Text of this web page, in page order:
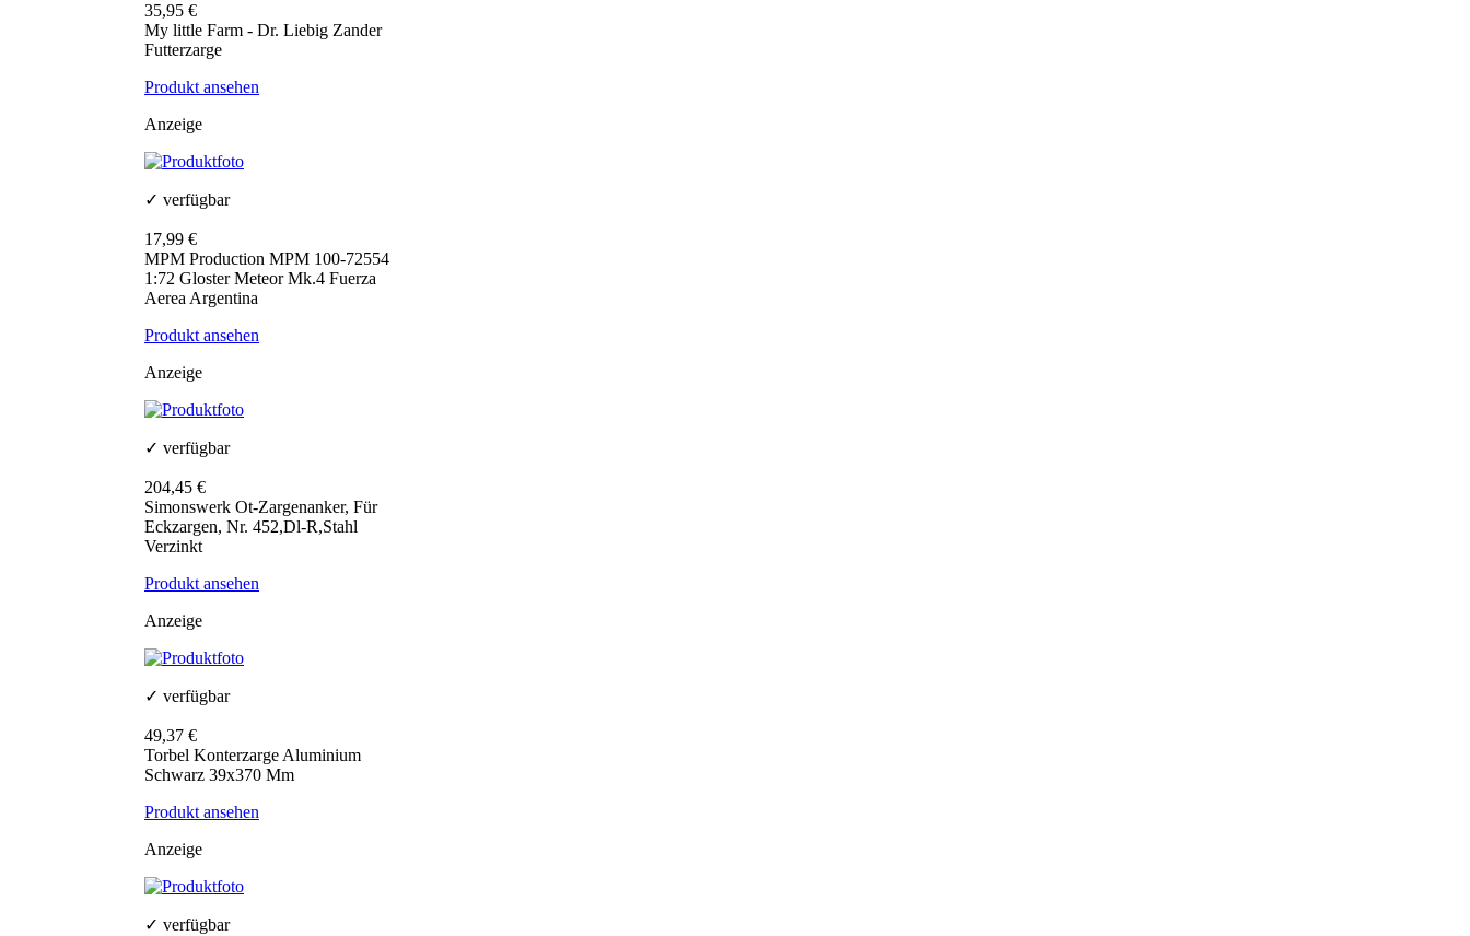
35,95 €
My little Farm - Dr. Liebig Zander
Futterzarge
Produkt ansehen
Anzeige
✓ verfügbar
17,99 €
MPM Production MPM 100-72554
1:72 Gloster Meteor Mk.4 Fuerza
Aerea Argentina
Produkt ansehen
Anzeige
✓ verfügbar
204,45 €
Simonswerk Ot-Zargenanker, Für
Eckzargen, Nr. 452,Dl-R,Stahl
Verzinkt
Produkt ansehen
Anzeige
✓ verfügbar
49,37 €
Torbel Konterzarge Aluminium
Schwarz 39x370 Mm
Produkt ansehen
Anzeige
✓ verfügbar